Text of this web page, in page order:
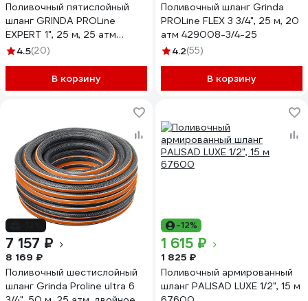
Поливочный пятислойный
шланг GRINDA PROLine
EXPERT 1", 25 м, 25 атм
429007-1-25
4.5(20)
В корзину
Поливочный шланг Grinda
PROLine FLEX 3 3/4", 25 м, 20
атм 429008-3/4-25
4.2(55)
В корзину
7 157 ₽
8 169 ₽
Поливочный шестислойный
шланг Grinda Proline ultra 6
-12%
1 615 ₽
1 825 ₽
Поливочный армированный
шланг PALISAD LUXE 1/2", 15 м